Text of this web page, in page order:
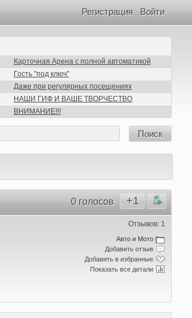
Войти
Регистрация
Карточная Арена с полной автоматикой
Гость "под ключ"
Даже при регулярных посещениях
НАШИ ГИФ И ВАШЕ ТВОРЧЕСТВО
ВНИМАНИЕ!!!
Поиск
+1
0 голосов
Отзывов: 1
Авто и Мото
Добавить отзыв
Добавить в избранные
Показать все детали